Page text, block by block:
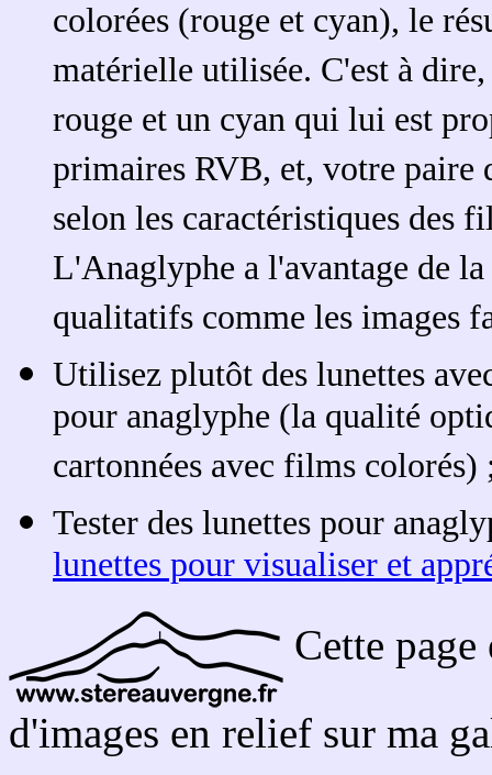
colorées (rouge et cyan), le
matérielle utilisée. C'est à
rouge et un cyan qui lui est
primaires RVB, et, votre
selon les caractéristiques des
L'Anaglyphe a l'avantage de
qualitatifs comme les images
Utilisez plutôt des lunettes
pour anaglyphe (la qualité
cartonnées avec films colorés)
Tester des lunettes pour
lunettes pour visualiser et
Cette
d'images en relief sur ma